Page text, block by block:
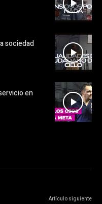
sociedad
en
Artículo siguiente